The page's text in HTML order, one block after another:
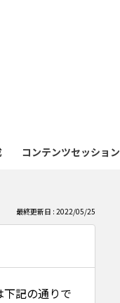
コンテンツセッション
最終更新日 : 2022/05/25
記の通りで